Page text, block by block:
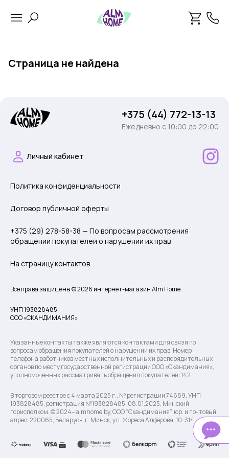
Страница не найдена
+375 (44) 772-13-13
Ежедневно c 10:00 до 22:00
Личный кабинет
Политика конфиденциальности
Договор публичной оферты
+375 (29) 278-58-38 — По вопросам рассмотрения
обращений покупателей о нарушении их прав
На страницу контактов
Все права защищены © 2026 интернет-магазин Alm Home.
УНП 193828485
ООО «СКАНДИМАНИЯ»
Указанные контакты также являются контактами для связи по
вопросам обращения покупателей о нарушении их прав. Номер
телефона работников местных исполнительных и распорядительных
органов по месту государственной регистрации ООО «Скандимания»,
уполномоченных рассматривать обращения покупателей: 142.
В торговом реестре с 4 марта 2025 г., № регистрации 74689, УНП
193828485, регистрация №193828485, 08.01.2025, Минский
горисполком. © 2024– almhome.by, ООО “Скандимания”, юр. и почтовый
адрес: 220065, Беларусь, г. Минск, ул. Жореса Алфёрова, 10-314